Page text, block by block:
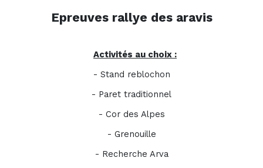
Epreuves rallye des aravis
Activités au choix :
- Stand reblochon
- Paret traditionnel
- Cor des Alpes
- Grenouille
- Recherche Arva